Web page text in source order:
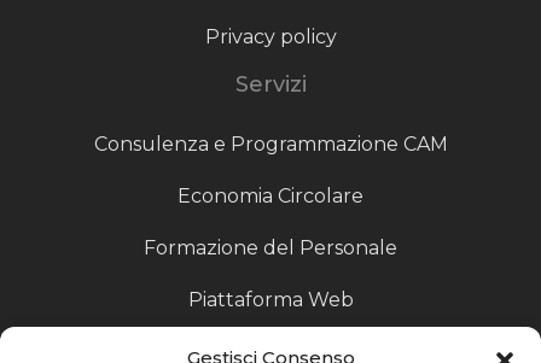
Gestisci Consenso
Privacy policy
Servizi
Consulenza e Programmazione CAM
Economia Circolare
Formazione del Personale
Piattaforma Web
Scouting fornitori